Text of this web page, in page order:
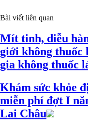
Bài viết liên quan
Mít tinh, diễu
giới không thuốc
gia không thuốc
Khám sức khỏe
miễn phí đợt I
Lai Châu